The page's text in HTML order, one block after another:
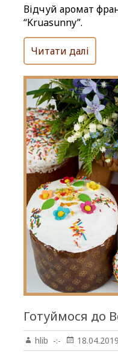
Відчуй аромат
“Kruasunny”.
Читати далі
Готуймося до
hlib 18.04.2019